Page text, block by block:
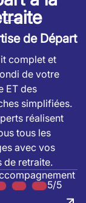
de Départ
complet et
de votre
ET des
simplifiées.
réalisent
tous les
avec vos
de retraite.
5/5